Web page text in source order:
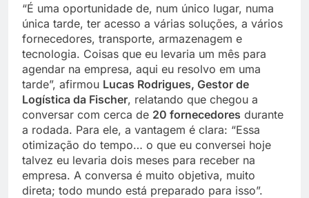
“É uma oportunidade de, num único lugar, numa
única tarde, ter acesso a várias soluções, a vários
fornecedores, transporte, armazenagem e
tecnologia. Coisas que eu levaria um mês para
agendar na empresa, aqui eu resolvo em uma
tarde”, afirmou Lucas Rodrigues, Gestor de
Logística da Fischer, relatando que chegou a
conversar com cerca de 20 fornecedores durante
a rodada. Para ele, a vantagem é clara: “Essa
otimização do tempo… o que eu conversei hoje
talvez eu levaria dois meses para receber na
empresa. A conversa é muito objetiva, muito
direta; todo mundo está preparado para isso”.